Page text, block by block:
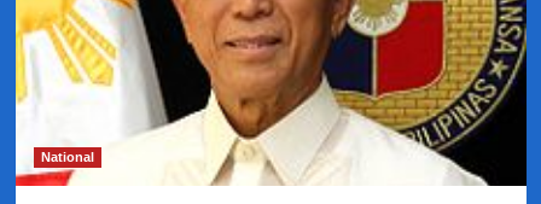
illegal
possession
of
explosives
National